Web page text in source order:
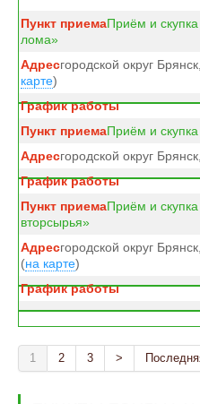
Приём и
лома»
городской округ
карте)
Приём и
городской округ
Приём и
вторсырья»
городской округ
(на карте)
1 2 3 >